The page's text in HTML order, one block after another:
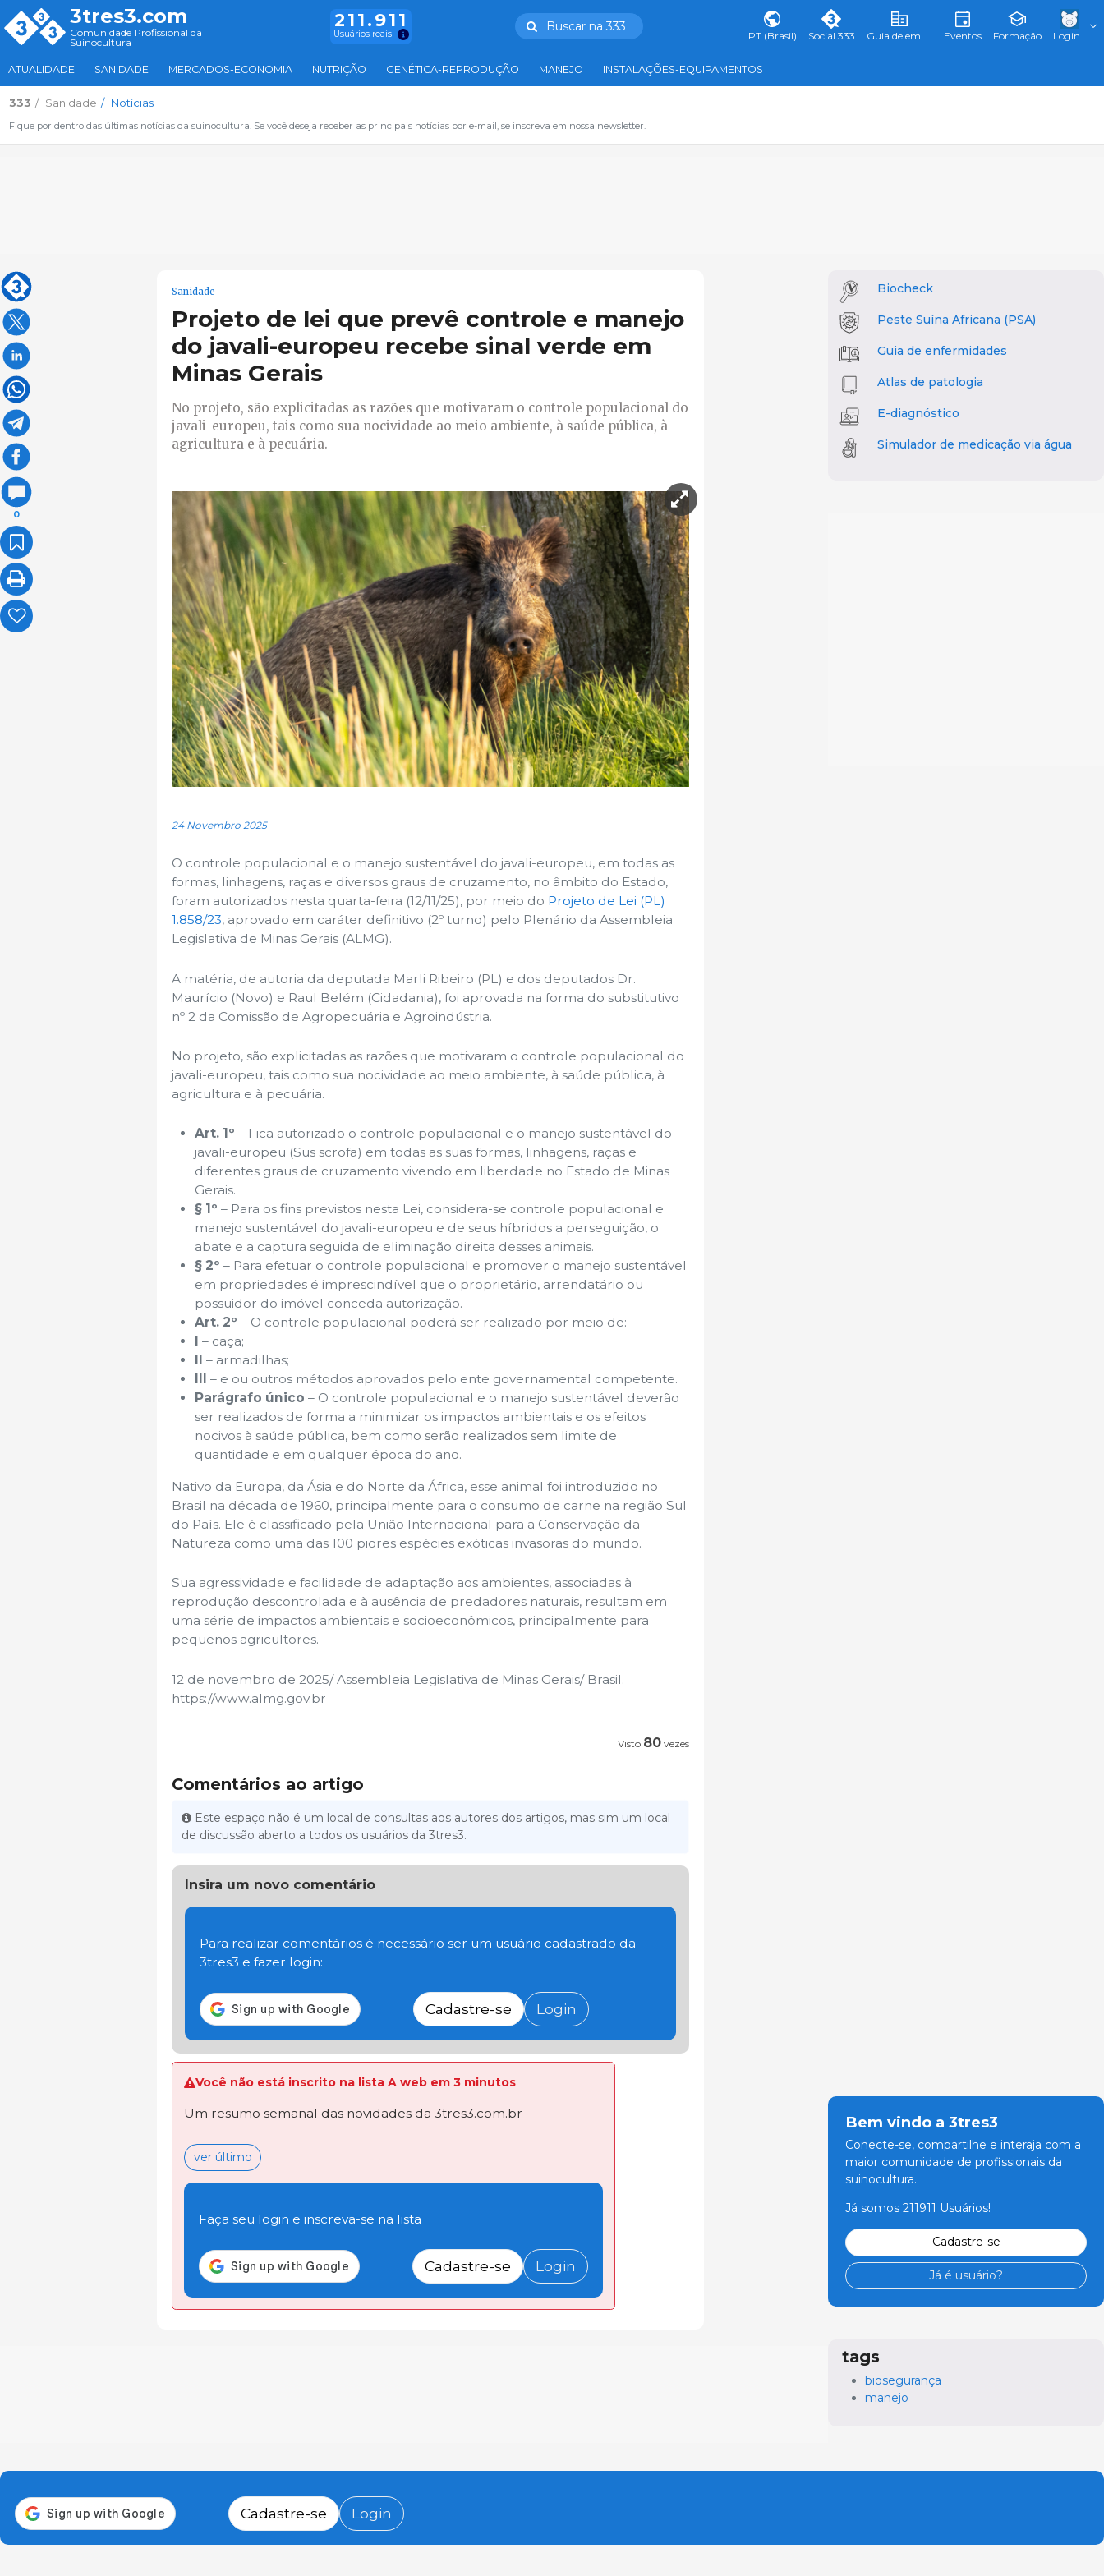
3tres3.com
Comunidade Profissional da
Suinocultura
211.911
Usuários reais
Buscar na 333
PT (Brasil) Social 333 Guia de empresas Eventos Formação Login
ATUALIDADE SANIDADE MERCADOS-ECONOMIA NUTRIÇÃO GENÉTICA-REPRODUÇÃO MANEJO INSTALAÇÕES-EQUIPAMENTOS
333 Sanidade Notícias
Fique por dentro das últimas notícias da suinocultura. Se você deseja receber as principais notícias por e-mail, se inscreva em nossa newsletter.
0
Sanidade
Projeto de lei que prevê controle e manejo
do javali-europeu recebe sinal verde em
Minas Gerais
No projeto, são explicitadas as razões que motivaram o controle populacional do
javali-europeu, tais como sua nocividade ao meio ambiente, à saúde pública, à
agricultura e à pecuária.
24 Novembro 2025
O controle populacional e o manejo sustentável do javali-europeu, em todas as
formas, linhagens, raças e diversos graus de cruzamento, no âmbito do Estado,
foram autorizados nesta quarta-feira (12/11/25), por meio do Projeto de Lei (PL)
1.858/23, aprovado em caráter definitivo (2º turno) pelo Plenário da Assembleia
Legislativa de Minas Gerais (ALMG).
A matéria, de autoria da deputada Marli Ribeiro (PL) e dos deputados Dr.
Maurício (Novo) e Raul Belém (Cidadania), foi aprovada na forma do substitutivo
nº 2 da Comissão de Agropecuária e Agroindústria.
No projeto, são explicitadas as razões que motivaram o controle populacional do
javali-europeu, tais como sua nocividade ao meio ambiente, à saúde pública, à
agricultura e à pecuária.
Art. 1º – Fica autorizado o controle populacional e o manejo sustentável do
javali-europeu (Sus scrofa) em todas as suas formas, linhagens, raças e
diferentes graus de cruzamento vivendo em liberdade no Estado de Minas
Gerais.
§ 1º – Para os fins previstos nesta Lei, considera-se controle populacional e
manejo sustentável do javali-europeu e de seus híbridos a perseguição, o
abate e a captura seguida de eliminação direita desses animais.
§ 2º – Para efetuar o controle populacional e promover o manejo sustentável
em propriedades é imprescindível que o proprietário, arrendatário ou
possuidor do imóvel conceda autorização.
Art. 2º – O controle populacional poderá ser realizado por meio de:
– caça;
– armadilhas;
– e ou outros métodos aprovados pelo ente governamental competente.
Parágrafo único – O controle populacional e o manejo sustentável deverão
ser realizados de forma a minimizar os impactos ambientais e os efeitos
nocivos à saúde pública, bem como serão realizados sem limite de
quantidade e em qualquer época do ano.
Nativo da Europa, da Ásia e do Norte da África, esse animal foi introduzido no
Brasil na década de 1960, principalmente para o consumo de carne na região Sul
do País. Ele é classificado pela União Internacional para a Conservação da
Natureza como uma das 100 piores espécies exóticas invasoras do mundo.
Sua agressividade e facilidade de adaptação aos ambientes, associadas à
reprodução descontrolada e à ausência de predadores naturais, resultam em
uma série de impactos ambientais e socioeconômicos, principalmente para
pequenos agricultores.
12 de novembro de 2025/ Assembleia Legislativa de Minas Gerais/ Brasil.
https://www.almg.gov.br
Visto 80 vezes
Comentários ao artigo
Este espaço não é um local de consultas aos autores dos artigos, mas sim um local
de discussão aberto a todos os usuários da 3tres3.
Insira um novo comentário
Para realizar comentários é necessário ser um usuário cadastrado da
3tres3 e fazer login:
Cadastre-se Login
Você não está inscrito na lista A web em 3 minutos
Um resumo semanal das novidades da 3tres3.com.br
ver último
Faça seu login e inscreva-se na lista
Cadastre-se Login
Biocheck
Peste Suína Africana (PSA)
Guia de enfermidades
Atlas de patologia
E-diagnóstico
Simulador de medicação via água
Bem vindo a 3tres3
Conecte-se, compartilhe e interaja com a
maior comunidade de profissionais da
suinocultura.
Já somos 211911 Usuários!
Cadastre-se
Já é usuário?
tags
biosegurança
manejo
Cadastre-se Login